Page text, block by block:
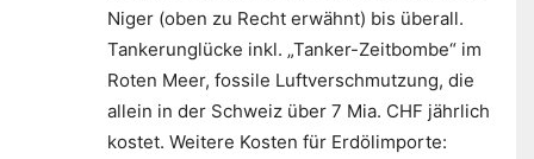
Niger (oben zu Recht erwähnt) bis überall.
Tankerunglücke inkl. „Tanker-Zeitbombe“ im
Roten Meer, fossile Luftverschmutzung, die
allein in der Schweiz über 7 Mia. CHF jährlich
kostet. Weitere Kosten für Erdölimporte: